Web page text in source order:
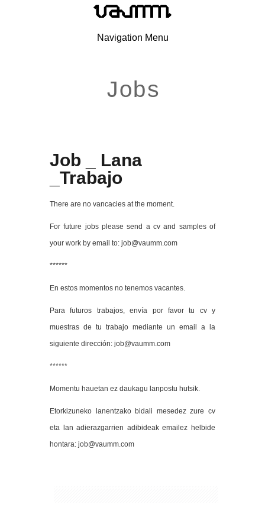
Navigation Menu
Jobs
Job _ Lana
_Trabajo
There are no vancacies at the moment.
For future jobs please send a cv and samples of
your work by email to: job@vaumm.com
******
En estos momentos no tenemos vacantes.
Para futuros trabajos, envía por favor tu cv y
muestras de tu trabajo mediante un email a la
siguiente dirección: job@vaumm.com
******
Momentu hauetan ez daukagu lanpostu hutsik.
Etorkizuneko lanentzako bidali mesedez zure cv
eta lan adierazgarrien adibideak emailez helbide
hontara: job@vaumm.com